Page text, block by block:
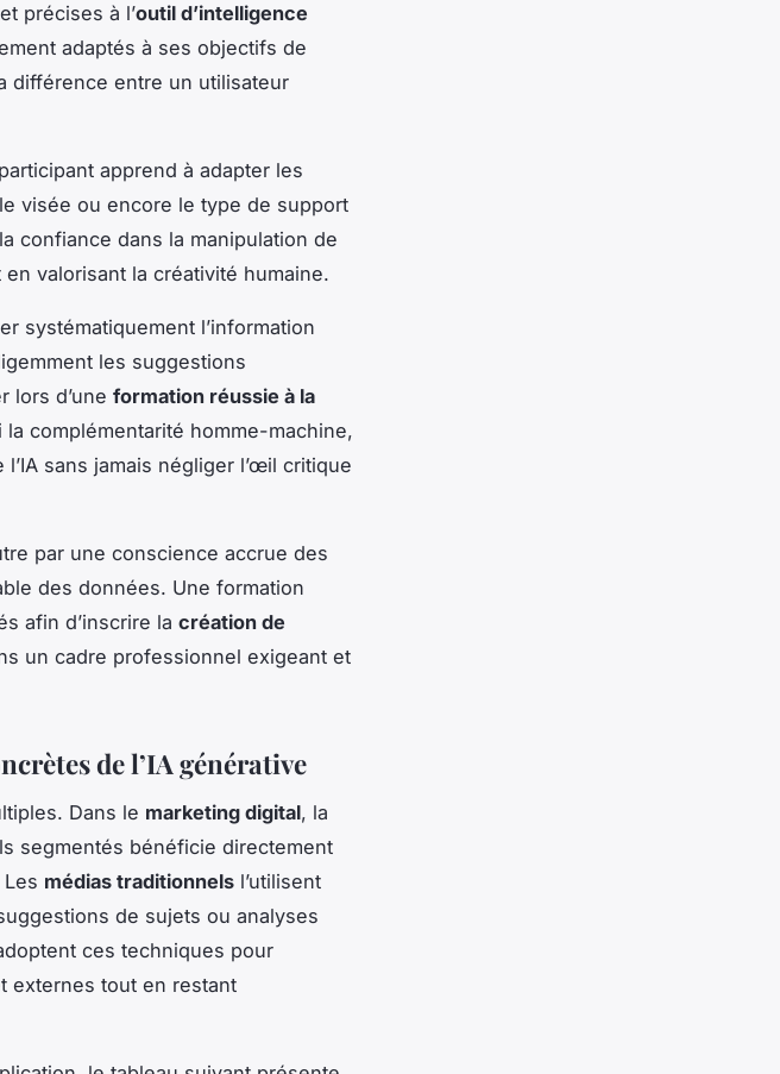
précises à l’outil d’intelligence
adaptés à ses objectifs de
différence entre un utilisateur
apprend à adapter les
visée ou encore le type de support
confiance dans la manipulation de
valorisant la créativité humaine.
systématiquement l’information
les suggestions
lors d’une formation réussie à la
la complémentarité homme-machine,
sans jamais négliger l’œil critique
par une conscience accrue des
des données. Une formation
afin d’inscrire la création de
un cadre professionnel exigeant et
de l’IA générative
Dans le marketing digital, la
segmentés bénéficie directement
Les médias traditionnels l’utilisent
de sujets ou analyses
ces techniques pour
externes tout en restant